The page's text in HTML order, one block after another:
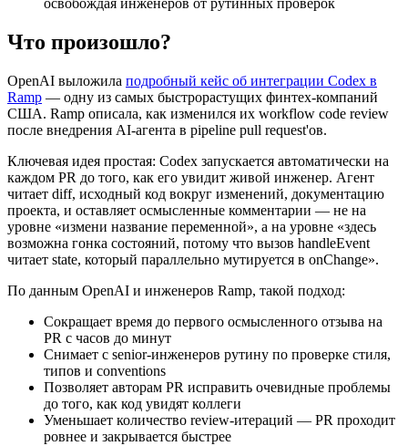
освобождая инженеров от рутинных проверок
Что произошло?
OpenAI выложила подробный кейс об интеграции Codex в
Ramp — одну из самых быстрорастущих финтех-компаний
США. Ramp описала, как изменился их workflow code review
после внедрения AI-агента в pipeline pull request'ов.
Ключевая идея простая: Codex запускается автоматически на
каждом PR до того, как его увидит живой инженер. Агент
читает diff, исходный код вокруг изменений, документацию
проекта, и оставляет осмысленные комментарии — не на
уровне «измени название переменной», а на уровне «здесь
возможна гонка состояний, потому что вызов handleEvent
читает state, который параллельно мутируется в onChange».
По данным OpenAI и инженеров Ramp, такой подход:
Сокращает время до первого осмысленного отзыва на
PR с часов до минут
Снимает с senior-инженеров рутину по проверке стиля,
типов и conventions
Позволяет авторам PR исправить очевидные проблемы
до того, как код увидят коллеги
Уменьшает количество review-итераций — PR проходит
ровнее и закрывается быстрее